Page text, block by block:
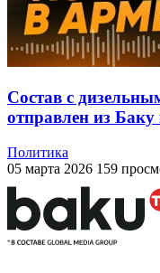
Состав с
отправлен из
Политика
05 марта 2026 159